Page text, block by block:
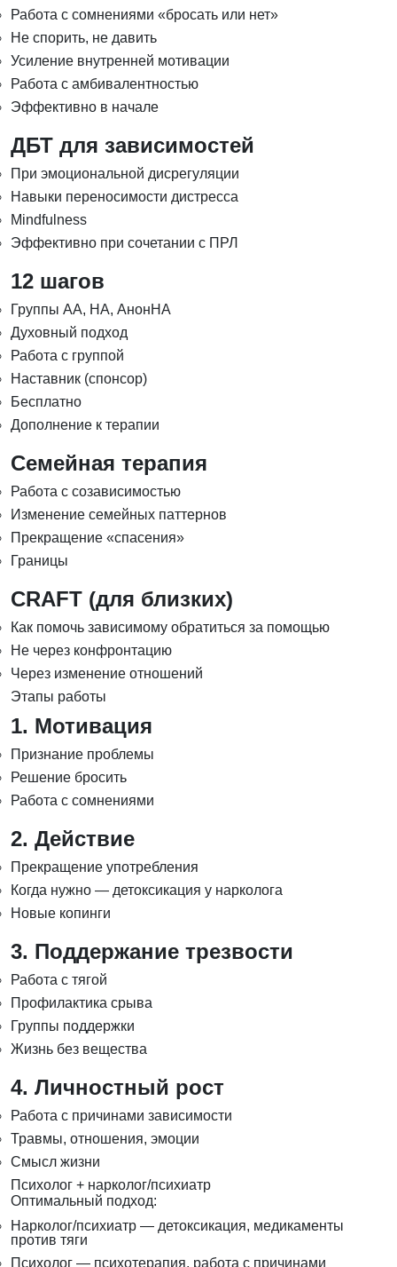
Работа с сомнениями «бросать или нет»
Не спорить, не давить
Усиление внутренней мотивации
Работа с амбивалентностью
Эффективно в начале
ДБТ для зависимостей
При эмоциональной дисрегуляции
Навыки переносимости дистресса
Mindfulness
Эффективно при сочетании с ПРЛ
12 шагов
Группы АА, НА, АнонНА
Духовный подход
Работа с группой
Наставник (спонсор)
Бесплатно
Дополнение к терапии
Семейная терапия
Работа с созависимостью
Изменение семейных паттернов
Прекращение «спасения»
Границы
CRAFT (для близких)
Как помочь зависимому обратиться за помощью
Не через конфронтацию
Через изменение отношений
Этапы работы
1. Мотивация
Признание проблемы
Решение бросить
Работа с сомнениями
2. Действие
Прекращение употребления
Когда нужно — детоксикация у нарколога
Новые копинги
3. Поддержание трезвости
Работа с тягой
Профилактика срыва
Группы поддержки
Жизнь без вещества
4. Личностный рост
Работа с причинами зависимости
Травмы, отношения, эмоции
Смысл жизни
Психолог + нарколог/психиатр
Оптимальный подход:
Нарколог/психиатр — детоксикация, медикаменты
против тяги
Психолог — психотерапия, работа с причинами